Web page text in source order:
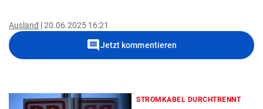
Ausland 20.06.2025 16:21
commentJetzt kommentieren
STROMKABEL DURCHTRENNT